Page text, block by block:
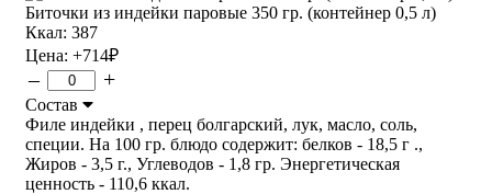
Биточки из индейки паровые 350 гр. (контейнер 0,5 л)
Ккал: 387
Цена: +714₽
– +
Состав
Филе индейки , перец болгарский, лук, масло, соль,
специи. На 100 гр. блюдо содержит: белков - 18,5 г .,
Жиров - 3,5 г., Углеводов - 1,8 гр. Энергетическая
ценность - 110,6 ккал.